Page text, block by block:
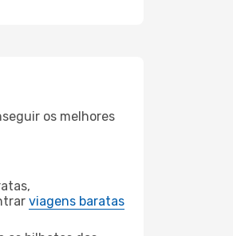
os melhores
viagens baratas